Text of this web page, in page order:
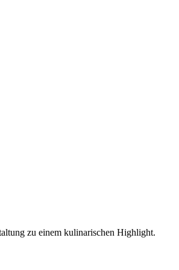
zu einem kulinarischen Highlight.